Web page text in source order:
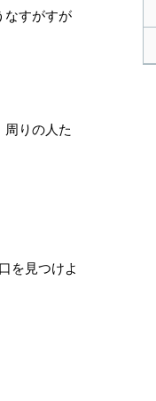
なすがすが
りの人た
を見つけよ